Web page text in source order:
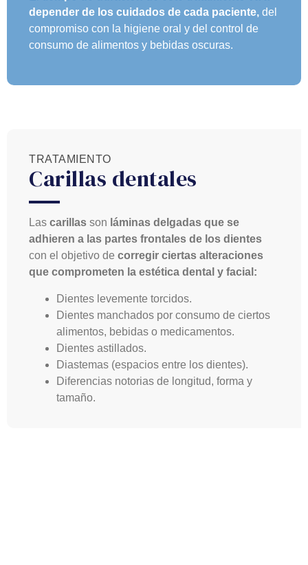
depender de los cuidados de cada paciente, del
compromiso con la higiene oral y del control de
consumo de alimentos y bebidas oscuras.
TRATAMIENTO
Carillas dentales
Las carillas son láminas delgadas que se
adhieren a las partes frontales de los dientes
con el objetivo de corregir ciertas alteraciones
que comprometen la estética dental y facial:
Dientes levemente torcidos.
Dientes manchados por consumo de ciertos
alimentos, bebidas o medicamentos.
Dientes astillados.
Diastemas (espacios entre los dientes).
Diferencias notorias de longitud, forma y
tamaño.